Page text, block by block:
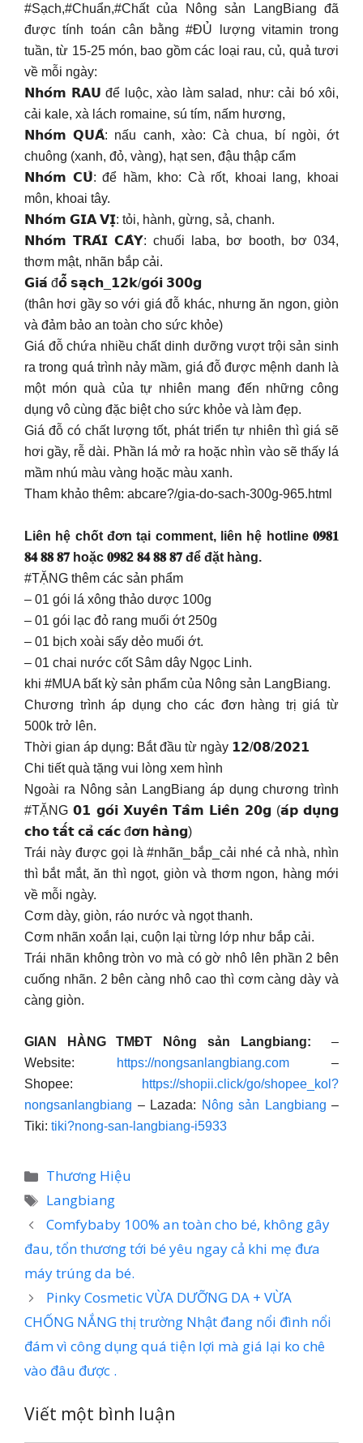
#Sạch,#Chuẩn,#Chất của Nông sản LangBiang đã
được tính toán cân bằng #ĐỦ lượng vitamin trong
tuần, từ 15-25 món, bao gồm các loại rau, củ, quả tươi
về mỗi ngày:
𝗡𝗵𝗼́𝗺 𝗥𝗔𝗨 để luộc, xào làm salad, như: cải bó xôi,
cải kale, xà lách romaine, sú tím, nấm hương,
𝗡𝗵𝗼́𝗺 𝗤𝗨𝗔̉: nấu canh, xào: Cà chua, bí ngòi, ớt
chuông (xanh, đỏ, vàng), hạt sen, đậu thập cẩm
𝗡𝗵𝗼́𝗺 𝗖𝗨̉: để hầm, kho: Cà rốt, khoai lang, khoai
môn, khoai tây.
𝗡𝗵𝗼́𝗺 𝗚𝗜𝗔 𝗩𝗜̣: tỏi, hành, gừng, sả, chanh.
𝗡𝗵𝗼́𝗺 𝗧𝗥𝗔́𝗜 𝗖𝗔̂𝗬: chuối laba, bơ booth, bơ 034,
thơm mật, nhãn bắp cải.
𝗚𝗶𝗮́ đ𝗼̂̃ 𝘀𝗮̣𝗰𝗵_𝟭𝟮𝗸/𝗴𝗼́𝗶 𝟯𝟬𝟬𝗴
(thân hơi gầy so với giá đỗ khác, nhưng ăn ngon, giòn
và đảm bảo an toàn cho sức khỏe)
Giá đỗ chứa nhiều chất dinh dưỡng vượt trội sản sinh
ra trong quá trình nảy mầm, giá đỗ được mệnh danh là
một món quà của tự nhiên mang đến những công
dụng vô cùng đặc biệt cho sức khỏe và làm đẹp.
Giá đỗ có chất lượng tốt, phát triển tự nhiên thì giá sẽ
hơi gầy, rễ dài. Phần lá mở ra hoặc nhìn vào sẽ thấy lá
mầm nhú màu vàng hoặc màu xanh.
Tham khảo thêm: abcare?/gia-do-sach-300g-965.html
Liên hệ chốt đơn tại comment, liên hệ hotline 𝟎𝟗𝟖𝟏
𝟖𝟒 𝟖𝟖 𝟖𝟕 hoặc 𝟎𝟗𝟖2 𝟖𝟒 𝟖𝟖 𝟖𝟕 để đặt hàng.
#TẶNG thêm các sản phẩm
– 01 gói lá xông thảo dược 100g
– 01 gói lạc đỏ rang muối ớt 250g
– 01 bịch xoài sấy dẻo muối ớt.
– 01 chai nước cốt Sâm dây Ngọc Linh.
khi #MUA bất kỳ sản phẩm của Nông sản LangBiang.
Chương trình áp dụng cho các đơn hàng trị giá từ
500k trở lên.
Thời gian áp dụng: Bắt đầu từ ngày 𝟭𝟮/𝟬𝟴/𝟮𝟬𝟮𝟭
Chi tiết quà tặng vui lòng xem hình
Ngoài ra Nông sản LangBiang áp dụng chương trình
#TẶNG 𝟬𝟭 𝗴𝗼́𝗶 𝗫𝘂𝘆𝗲̂𝗻 𝗧𝗮̂𝗺 𝗟𝗶𝗲̂𝗻 𝟮𝟬𝗴 (𝗮́𝗽 𝗱𝘂̣𝗻𝗴
𝗰𝗵𝗼 𝘁𝗮̂́𝘁 𝗰𝗮̉ 𝗰𝗮́𝗰 đ𝗼̛𝗻 𝗵𝗮̀𝗻𝗴)
Trái này được gọi là #nhãn_bắp_cải nhé cả nhà, nhìn
thì bắt mắt, ăn thì ngọt, giòn và thơm ngon, hàng mới
về mỗi ngày.
Cơm dày, giòn, ráo nước và ngọt thanh.
Cơm nhãn xoắn lại, cuộn lại từng lớp như bắp cải.
Trái nhãn không tròn vo mà có gờ nhô lên phần 2 bên
cuống nhãn. 2 bên càng nhô cao thì cơm càng dày và
càng giòn.
GIAN HÀNG TMĐT Nông sản Langbiang:
–
Website:
https://nongsanlangbiang.com –
Shopee:
https://shopii.click/go/shopee_kol?
nongsanlangbiang – Lazada: Nông sản Langbiang –
Tiki: tiki?nong-san-langbiang-i5933
Danh
mục
Thương Hiệu
Thẻ
Langbiang
Comfybaby 100% an toàn cho bé, không gây
đau, tổn thương tới bé yêu ngay cả khi mẹ đưa
máy trúng da bé.
Pinky Cosmetic VỪA DƯỠNG DA + VỪA
CHỐNG NẮNG thị trường Nhật đang nổi đình nổi
đám vì công dụng quá tiện lợi mà giá lại ko chê
vào đâu được .
Viết một bình luận